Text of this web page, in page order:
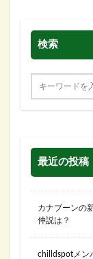
検索
最近の投稿
カナブーンの
仲説は？
chilldspotメン